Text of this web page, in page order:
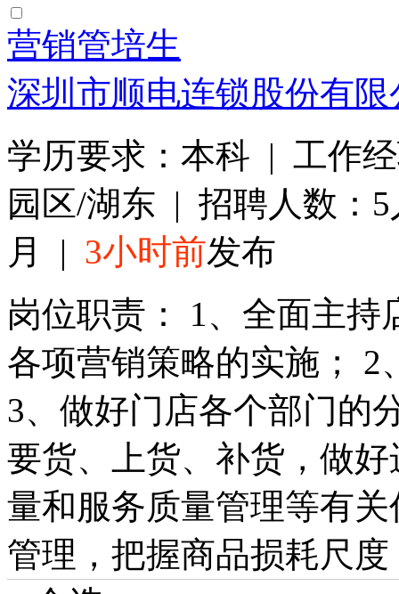
营销管培生
深圳市顺电连锁股份有限
学历要求：本科 | 工作
园区/湖东 | 招聘人数：
月 | 3小时前发布
岗位职责： 1、全面主
各项营销策略的实施；
3、做好门店各个部门的
要货、上货、补货，做
量和服务质量管理等有
管理，把握商品损耗尺度